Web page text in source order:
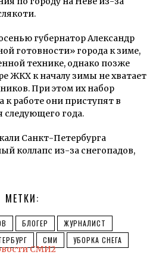
губернатор Александр
готовности» города к зиме,
технике, однако позже
ЖКХ к началу зимы не хватает
При этом их набор
к работе они приступят в
следующего года.
Санкт-Петербурга
коллапс из-за снегопадов,
МЕТКИ:
БЛОГЕР
ЖУРНАЛИСТ
СМИ УБОРКА СНЕГА
СМИ2